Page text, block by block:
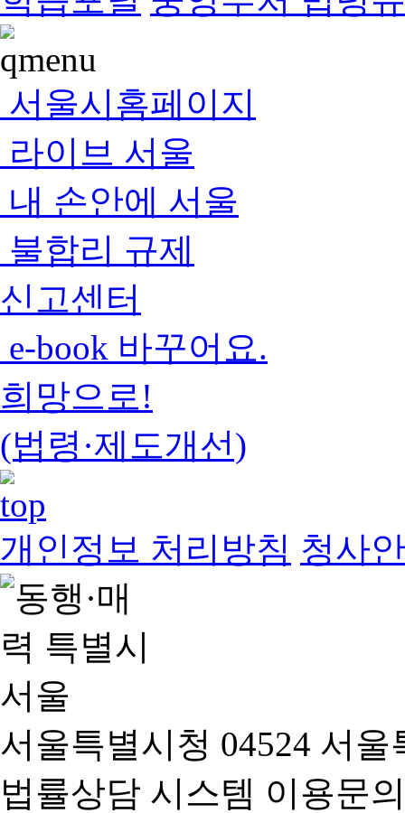
서울시홈페이지
라이브 서울
내 손안에 서울
불합리 규제
신고센터
e-book 바꾸어요.
희망으로!
(법령·제도개선)
개인정보 처리방침 청사
서울특별시청 04524 서
법률상담 시스템 이용문